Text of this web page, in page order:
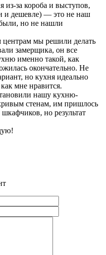
из-за короба и выступов,
и дешевле) — это не наш
но не нашли
центрам мы решили делать
замерщика, он все
именно такой, как
окончательно. Не
но кухня идеально
мне нравится.
нашу кухню-
стенам, им пришлось
но результат